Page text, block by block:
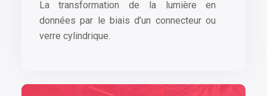
La transformation de la lumière en
données par le biais d’un connecteur ou
verre cylindrique.